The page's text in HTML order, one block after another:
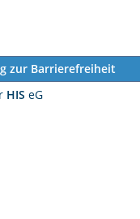
zur Barrierefreiheit
HIS eG